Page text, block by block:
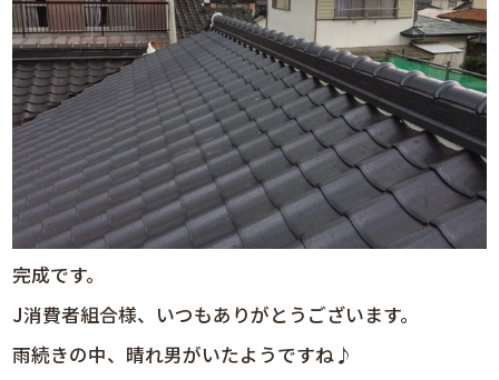
完成です。
J消費者組合様、いつもありがとうございます。
雨続きの中、晴れ男がいたようですね♪